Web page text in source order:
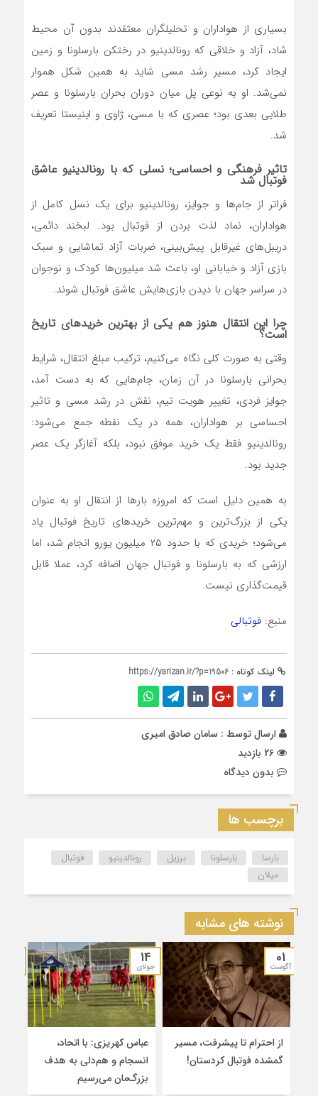
بسیاری از هواداران و تحلیلگران معتقدند بدون آن محیط
شاد، آزاد و خلاقی که رونالدینیو در رختکن بارسلونا و زمین
ایجاد کرد، مسیر رشد مسی شاید به همین شکل هموار
نمی‌شد. او به نوعی پل میان دوران بحران بارسلونا و عصر
طلایی بعدی بود؛ عصری که با مسی، ژاوی و اینیستا تعریف
شد.
تاثیر فرهنگی و احساسی؛ نسلی که با رونالدینیو عاشق
فوتبال شد
فراتر از جام‌ها و جوایز، رونالدینیو برای یک نسل کامل از
هواداران، نماد لذت بردن از فوتبال بود. لبخند دائمی،
دریبل‌های غیرقابل پیش‌بینی، ضربات آزاد تماشایی و سبک
بازی آزاد و خیابانی او، باعث شد میلیون‌ها کودک و نوجوان
در سراسر جهان با دیدن بازی‌هایش عاشق فوتبال شوند.
چرا این انتقال هنوز هم یکی از بهترین خریدهای تاریخ
است؟
وقتی به صورت کلی نگاه می‌کنیم، ترکیب مبلغ انتقال، شرایط
بحرانی بارسلونا در آن زمان، جام‌هایی که به دست آمد،
جوایز فردی، تغییر هویت تیم، نقش در رشد مسی و تاثیر
احساسی بر هواداران، همه در یک نقطه جمع می‌شود:
رونالدینیو فقط یک خرید موفق نبود، بلکه آغازگر یک عصر
جدید بود.
به همین دلیل است که امروزه بارها از انتقال او به عنوان
یکی از بزرگ‌ترین و مهم‌ترین خریدهای تاریخ فوتبال یاد
می‌شود؛ خریدی که با حدود ۲۵ میلیون یورو انجام شد، اما
ارزشی که به بارسلونا و فوتبال جهان اضافه کرد، عملا قابل
قیمت‌گذاری نیست.
منبع: فوتبالی
لینک کوتاه : https://yarizan.ir/?p=19506
ارسال توسط : سامان صادق امیری
بدون دیدگاه
برچسب ها
بارسا بارسلونا برزیل رونالدینیو
فوتبال
میلان
نوشته های مشابه
01
آگوست
از احترام تا پیشرفت، مسیر
گمشده فوتبال کردستان!
14
جولای
عباس کهریزی: با اتحاد،
انسجام و هم‌دلی به هدف
بزرگ‌مان می‌رسیم